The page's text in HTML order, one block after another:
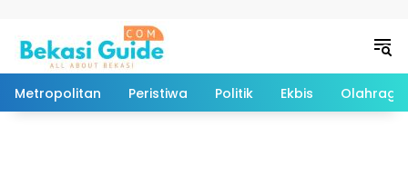
Metropolitan Peristiwa Politik Ekbis Olahraga